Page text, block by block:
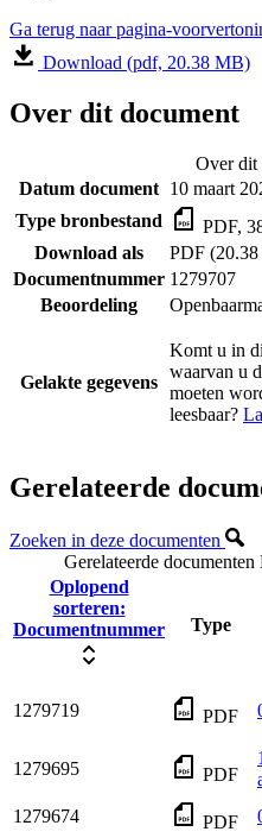
Ga terug naar pagina-
Download (pdf, 20.38 MB)
Over dit document
Over dit
Datum document 10 maart
Type bronbestand
PDF,
Download als
PDF
Documentnummer 1279707
Beoordeling
Gelakte gegevens
Komt u in
waarvan u
moeten
leesbaar?
Gerelateerde
Zoeken in deze documenten
Gerelateerde documenten
Oplopend
sorteren:
Documentnummer
Type
1279719 PDF
1279695
PDF
1279674
PDF